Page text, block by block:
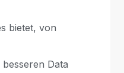
bietet, von
Data